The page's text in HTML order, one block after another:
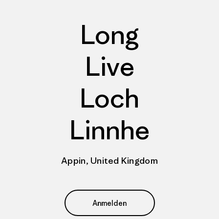
Long
Live
Loch
Linnhe
Appin, United Kingdom
Anmelden